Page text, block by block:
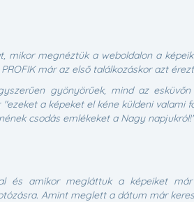
mikor megnéztük a weboldalon a
már az első találkozáskor azt
gyönyörűek, mind az
a képeket el kéne küldeni valami
csodás emlékeket a Nagy napjukról!"
és amikor megláttuk a képeiket
Amint meglett a dátum már